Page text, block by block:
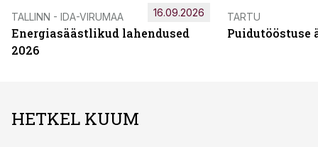
TALLINN - IDA-VIRUMAA
Energiasäästlikud lahendused
2026
16.09.2026 TARTU
Puidutööstuse
HETKEL KUUM